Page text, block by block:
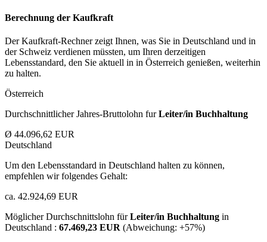
Berechnung der Kaufkraft
Der Kaufkraft-Rechner zeigt Ihnen, was Sie in Deutschland und in
der Schweiz verdienen müssten, um Ihren derzeitigen
Lebensstandard, den Sie aktuell in in Österreich genießen, weiterhin
zu halten.
Österreich
Durchschnittlicher Jahres-Bruttolohn furLeiter/in Buchhaltung
Ø 44.096,62 EUR
Deutschland
Um den Lebensstandard in Deutschland halten zu können,
empfehlen wir folgendes Gehalt:
ca. 42.924,69 EUR
Möglicher Durchschnittslohn fürLeiter/in Buchhaltung in
Deutschland : 67.469,23 EUR (Abweichung: +57%)